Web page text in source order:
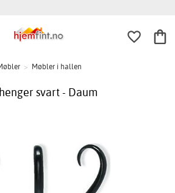
> Møbler i hallen
svart - Daum